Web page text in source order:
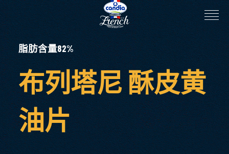
脂肪含量82%
布列塔尼 酥皮黄
油片